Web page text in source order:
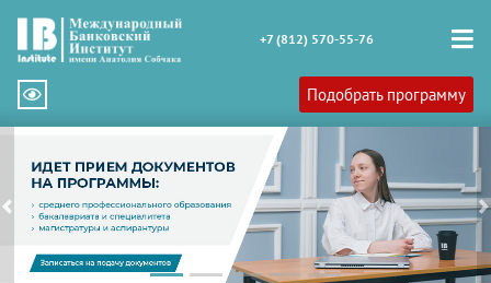
+7 (812) 570-55-76
Подобрать программу
Previous